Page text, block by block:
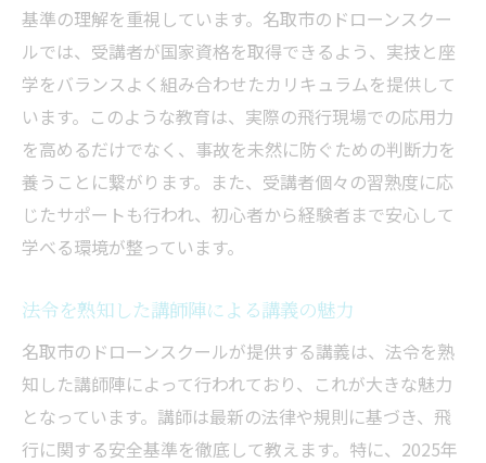
基準の理解を重視しています。名取市のドローンスクー
ルでは、受講者が国家資格を取得できるよう、実技と座
学をバランスよく組み合わせたカリキュラムを提供して
います。このような教育は、実際の飛行現場での応用力
を高めるだけでなく、事故を未然に防ぐための判断力を
養うことに繋がります。また、受講者個々の習熟度に応
じたサポートも行われ、初心者から経験者まで安心して
学べる環境が整っています。
法令を熟知した講師陣による講義の魅力
名取市のドローンスクールが提供する講義は、法令を熟
知した講師陣によって行われており、これが大きな魅力
となっています。講師は最新の法律や規則に基づき、飛
行に関する安全基準を徹底して教えます。特に、2025年